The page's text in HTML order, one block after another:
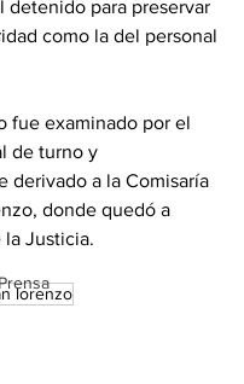
detenido para preservar
como la del personal
fue examinado por el
de turno y
derivado a la Comisaría
donde quedó a
Justicia.
lorenzo